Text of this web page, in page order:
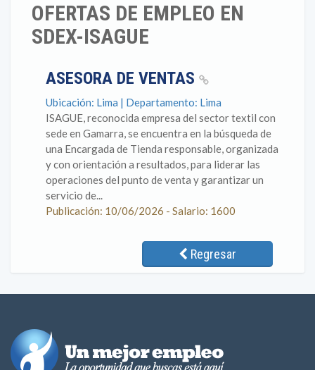
OFERTAS DE EMPLEO EN
SDEX-ISAGUE
ASESORA DE VENTAS
Ubicación: Lima | Departamento: Lima
ISAGUE, reconocida empresa del sector textil con
sede en Gamarra, se encuentra en la búsqueda de
una Encargada de Tienda responsable, organizada
y con orientación a resultados, para liderar las
operaciones del punto de venta y garantizar un
servicio de...
Publicación: 10/06/2026 - Salario: 1600
Regresar